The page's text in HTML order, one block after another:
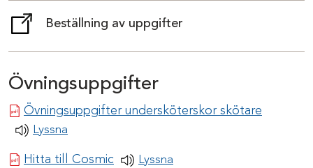
Beställning av uppgifter
( länk till annan webbplats)
Övningsuppgifter
Övningsuppgifter undersköterskor skötare
Lyssna
Hitta till CosmicPdf-dokument
Lyssna